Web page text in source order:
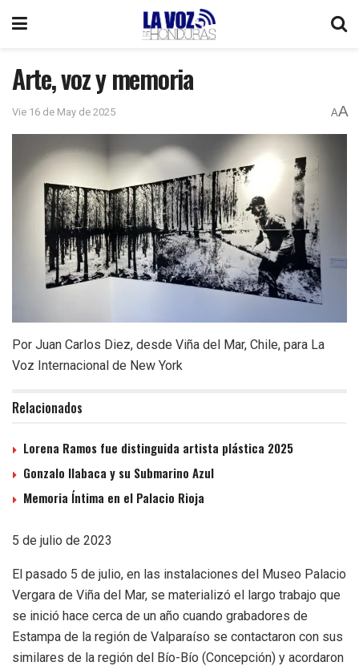
Arte, voz y memoria
Vie 16 de May de 2025 AA
Por Juan Carlos Diez, desde Viña del Mar, Chile, para La
Voz Internacional de New York
Relacionados
Lorena Ramos fue distinguida artista plástica 2025
Gonzalo Ilabaca y su Submarino Azul
Memoria Íntima en el Palacio Rioja
5 de julio de 2023
El pasado 5 de julio, en las instalaciones del Museo Palacio
Vergara de Viña del Mar, se materializó el largo trabajo que
se inició hace cerca de un año cuando grabadores de
Estampa de la región de Valparaíso se contactaron con sus
similares de la región del Bío-Bío (Concepción) y acordaron